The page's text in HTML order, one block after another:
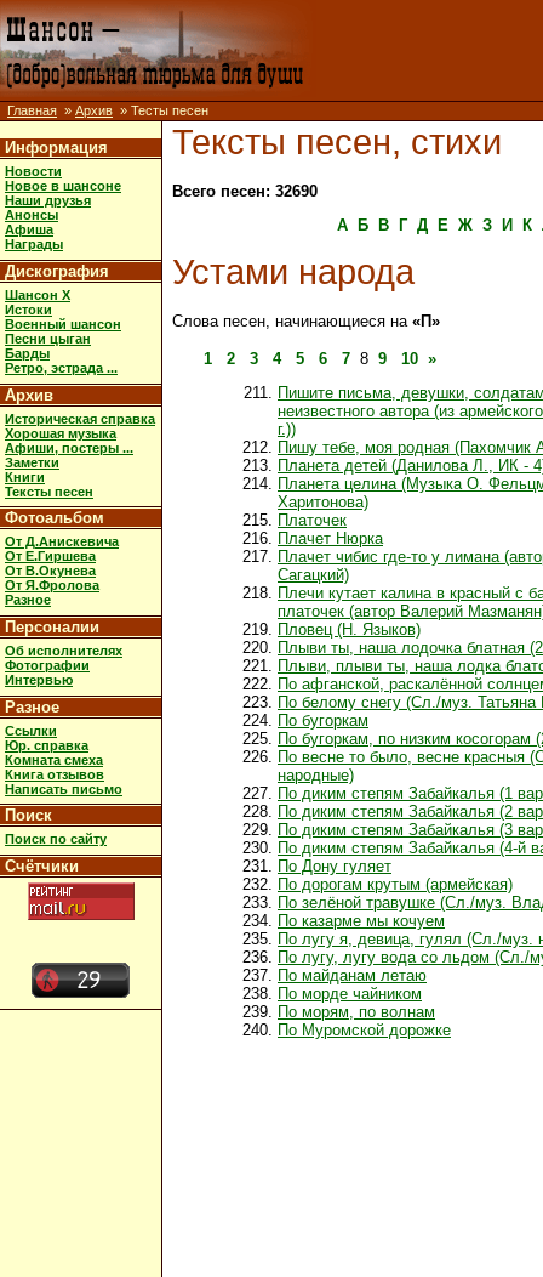
Главная » Архив » Тесты песен
Информация
Новости
Новое в шансоне
Наши друзья
Анонсы
Афиша
Награды
Дискография
Шансон X
Истоки
Военный шансон
Песни цыган
Барды
Ретро, эстрада ...
Архив
Историческая справка
Хорошая музыка
Афиши, постеры ...
Заметки
Книги
Тексты песен
Фотоальбом
От Д.Анискевича
От Е.Гиршева
От В.Окунева
От Я.Фролова
Разное
Персоналии
Об исполнителях
Фотографии
Интервью
Разное
Ссылки
Юр. справка
Комната смеха
Книга отзывов
Написать письмо
Поиск
Поиск по сайту
Счётчики
Тексты песен, стихи
Всего песен: 32690
А
Б В Г Д Е Ж З И К
Устами народа
Слова песен, начинающиеся на «П»
1 2 3 4 5 6 7 8 9 10 »
Пишите письма, девушки,
неизвестного автора (из
г.))
Пишу тебе, моя родная (Пахомчик
Планета детей (Данилова Л., ИК -
Планета целина (Музыка О.
Харитонова)
Платочек
Плачет Нюрка
Плачет чибис где-то у лимана
Сагацкий)
Плечи кутает калина в красный с
платочек (автор Валерий
Пловец (Н. Языков)
Плыви ты, наша лодочка блатная
Плыви, плыви ты, наша лодка
По афганской, раскалённой
По белому снегу (Сл./муз. Татьяна
По бугоркам
По бугоркам, по низким косогорам
По весне то было, весне красныя
народные)
По диким степям Забайкалья (1
По диким степям Забайкалья (2
По диким степям Забайкалья (3
По диким степям Забайкалья (4-й
По Дону гуляет
По дорогам крутым (армейская)
По зелёной травушке (Сл./муз.
По казарме мы кочуем
По лугу я, девица, гулял (Сл./муз.
По лугу, лугу вода со льдом (Сл./
По майданам летаю
По морде чайником
По морям, по волнам
По Муромской дорожке